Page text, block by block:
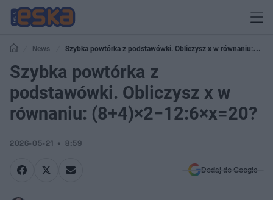
News
Szybka powtórka z podstawówki. Obliczysz x w równaniu:
(8+4)×2−12:6×x=20?
Szybka powtórka z
podstawówki. Obliczysz x w
równaniu: (8+4)×2−12:6×x=20?
2026-05-21 8:59
Dodaj do Google